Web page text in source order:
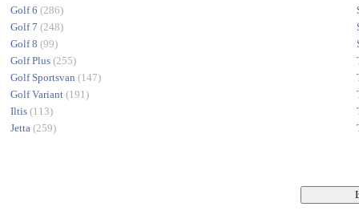
Golf 6 (286)
Golf 7 (248)
Golf 8 (99)
Golf Plus (255)
Golf Sportsvan (147)
Golf Variant (191)
Iltis (113)
Jetta (259)